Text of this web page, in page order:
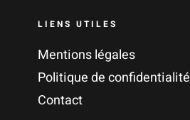
LIENS UTILES
Mentions légales
Politique de confidentialité
Contact